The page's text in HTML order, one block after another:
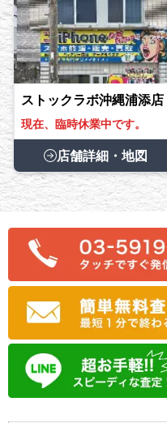
ストックラボ沖縄浦添店
現在、臨時休業中です。
店舗詳細・地図